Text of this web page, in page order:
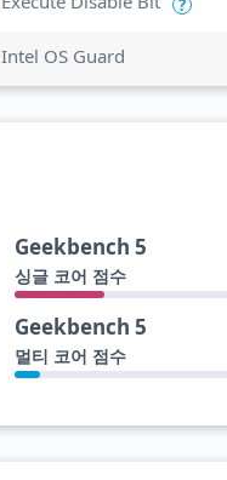
Intel OS Guard
Geekbench 5
싱글 코어 점수
Geekbench 5
멀티 코어 점수